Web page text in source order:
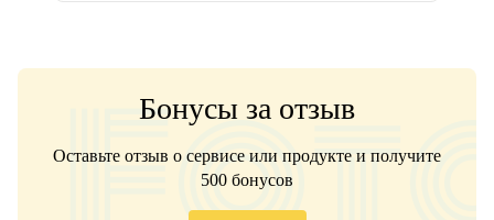
Бонусы за отзыв
Оставьте отзыв о сервисе или продукте и получите
500 бонусов